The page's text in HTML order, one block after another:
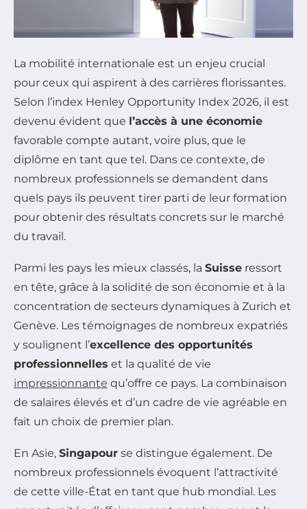
La mobilité internationale est un enjeu crucial
pour ceux qui aspirent à des carrières florissantes.
Selon l’index Henley Opportunity Index 2026, il est
devenu évident que l’accès à une économie
favorable compte autant, voire plus, que le
diplôme en tant que tel. Dans ce contexte, de
nombreux professionnels se demandent dans
quels pays ils peuvent tirer parti de leur formation
pour obtenir des résultats concrets sur le marché
du travail.
Parmi les pays les mieux classés, la Suisse ressort
en tête, grâce à la solidité de son économie et à la
concentration de secteurs dynamiques à Zurich et
Genève. Les témoignages de nombreux expatriés
y soulignent l’excellence des opportunités
professionnelles et la qualité de vie
impressionnante qu’offre ce pays. La combinaison
de salaires élevés et d’un cadre de vie agréable en
fait un choix de premier plan.
En Asie, Singapour se distingue également. De
nombreux professionnels évoquent l’attractivité
de cette ville-État en tant que hub mondial. Les